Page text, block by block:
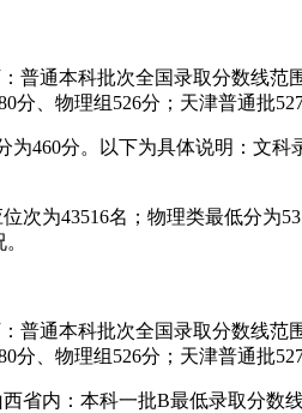
通本科批次全国录取分数线范
、物理组526分；天津普通批527
460分。以下为具体说明：文
次为43516名；物理类最低分为
通本科批次全国录取分数线范
、物理组526分；天津普通批527
省内：本科一批B最低录取分数